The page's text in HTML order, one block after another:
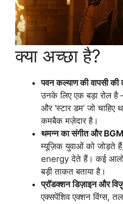
क्या अच्छा है?
पवन कल्याण की वापसी की
उनके लिए एक बड़ा रोल
और ‘स्टार डम’ जो चाहिए
कमबैक मज़ेदार है।
थमन्न का संगीत और BGM
म्यूज़िक युवाओं को जोड़ते
energy देते हैं। कई
बड़ी ताकत बताया है।
प्रॉडक्शन डिज़ाइन और
एक्सपेंशिव एक्शन विंग्स,